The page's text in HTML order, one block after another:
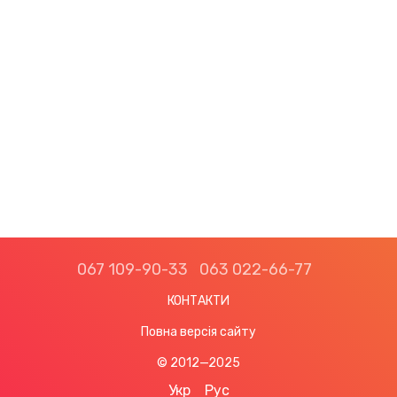
067 109-90-33 063 022-66-77
КОНТАКТИ
Повна версія сайту
© 2012—2025
Укр Рус